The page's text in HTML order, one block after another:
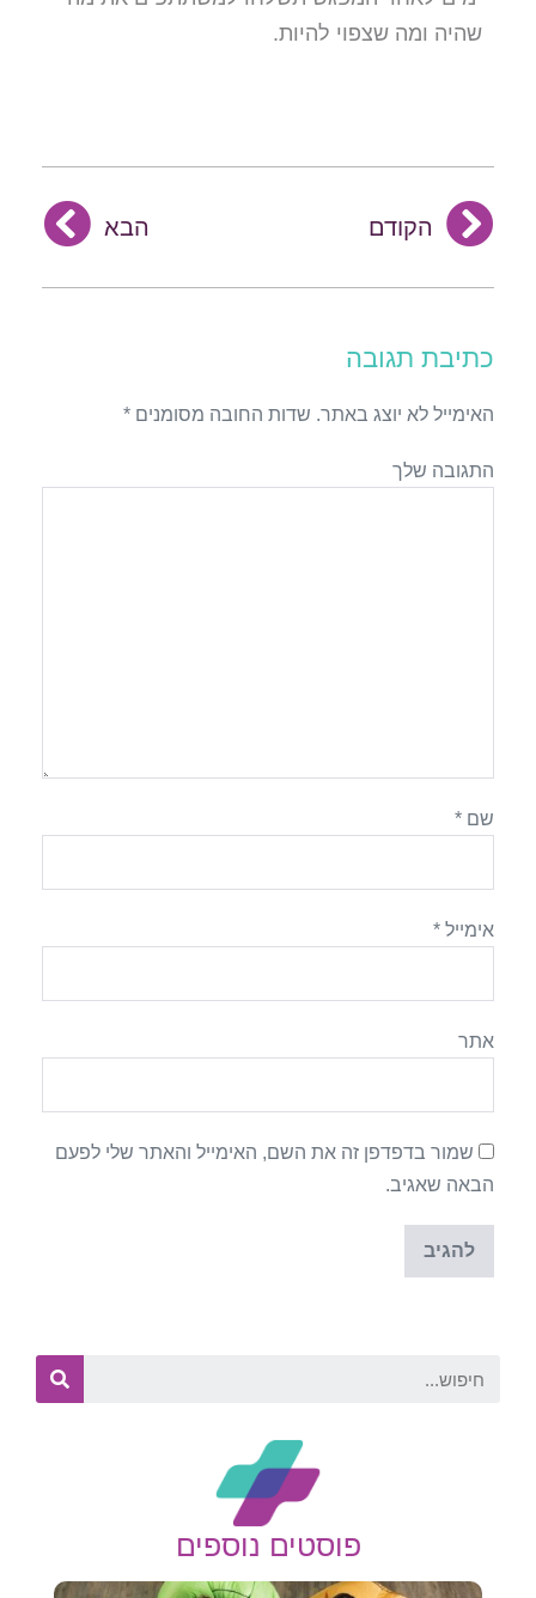
שהיה ומה שצפוי להיות.
הקודם הבא
כתיבת תגובה
האימייל לא יוצג באתר. שדות החובה מסומנים *
התגובה שלך
שם *
אימייל *
אתר
שמור בדפדפן זה את השם, האימייל והאתר שלי לפעם
הבאה שאגיב.
פוסטים נוספים